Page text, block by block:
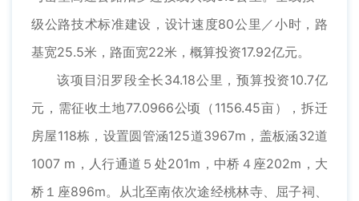
级公路技术标准建设，设计速度80公里／小时，路
基宽25.5米，路面宽22米，概算投资17.92亿元。
该项目汨罗段全长34.18公里，预算投资10.7亿
元，需征收土地77.0966公顷（1156.45亩），拆迁
房屋118栋，设置圆管涵125道3967m，盖板涵32道
1007 m，人行通道５处201m，中桥４座202m，大
桥１座896m。从北至南依次途经桃林寺、屈子祠、